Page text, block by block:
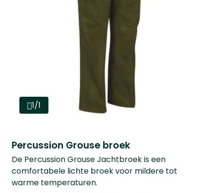
1/1
Percussion Grouse broek
De Percussion Grouse Jachtbroek is een
comfortabele lichte broek voor mildere tot
warme temperaturen.